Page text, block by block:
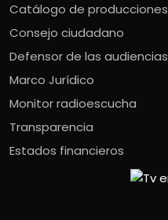
Catálogo de producciones
Consejo ciudadano
Defensor de las audiencias
Marco Jurídico
Monitor radioescucha
Transparencia
Estados financieros